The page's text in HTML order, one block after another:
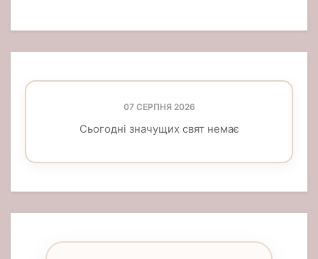
07 СЕРПНЯ 2026
Сьогодні значущих свят немає